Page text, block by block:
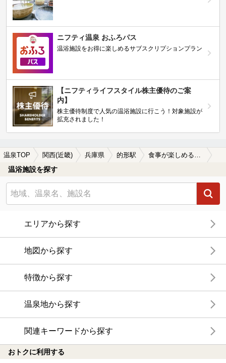
ニフティ温泉 おふろパス
温浴施設をお得に楽しめるサブスクリプションプラン
【ニフティライフスタイル株主優待のご案
内】
株主優待制度で人気の温浴施設に行こう！対象施設が
拡充されました！
温泉TOP 関西(近畿) 兵庫県 的形駅 食事が楽しめる的形駅近くの温泉、日帰り温泉、スーパー銭湯おすすめ
温浴施設を探す
エリアから探す
地図から探す
特徴から探す
温泉地から探す
関連キーワードから探す
おトクに利用する